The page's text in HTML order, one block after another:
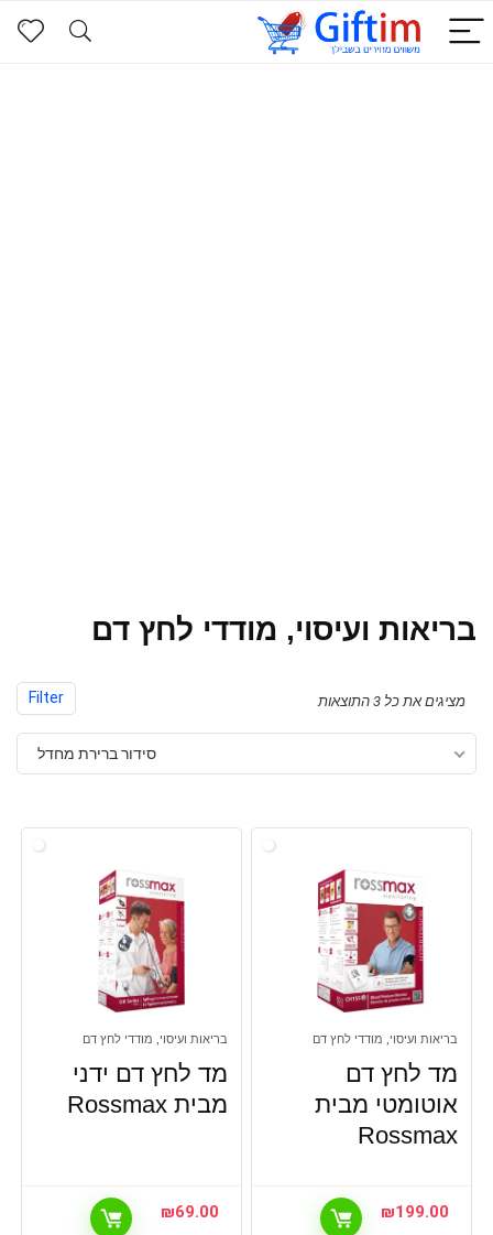
בריאות ועיסוי, מודדי לחץ דם
Filter מציגים את כל ⁦3⁩ התוצאות
סידור ברירת מחדל
בריאות ועיסוי, מודדי לחץ דם
מד לחץ דם
אוטומטי מבית
Rossmax
₪199.00
בריאות ועיסוי, מודדי לחץ דם
מד לחץ דם ידני
מבית Rossmax
₪69.00